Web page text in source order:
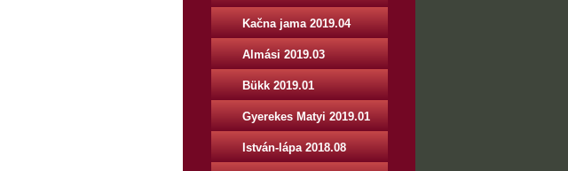
Kačna jama 2019.04
Almási 2019.03
Bükk 2019.01
Gyerekes Matyi 2019.01
István-lápa 2018.08